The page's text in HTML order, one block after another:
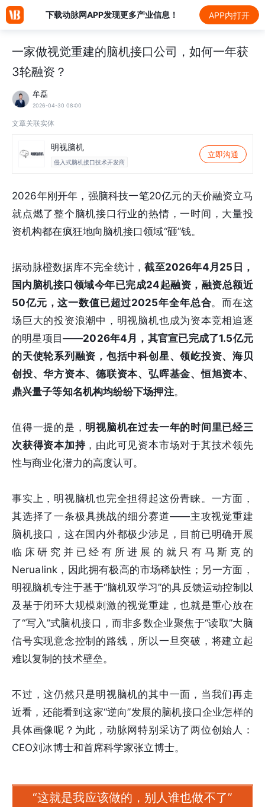
下载动脉网APP发现更多产业信息！ APP内打开
一家做视觉重建的脑机接口公司，如何一年获
3轮融资？
牟磊
2026-04-30 08:00
文章关联实体
明视脑机
侵入式脑机接口技术开发商
立即沟通
2026年刚开年，强脑科技一笔20亿元的天价融资立马
就点燃了整个脑机接口行业的热情，一时间，大量投
资机构都在疯狂地向脑机接口领域“砸”钱。
据动脉橙数据库不完全统计，截至2026年4月25日，
国内脑机接口领域今年已完成24起融资，融资总额近
50亿元，这一数值已超过2025年全年总合。而在这
场巨大的投资浪潮中，明视脑机也成为资本竞相追逐
的明星项目——2026年4月，其官宣已完成了1.5亿元
的天使轮系列融资，包括中科创星、领屹投资、海贝
创投、华方资本、德联资本、弘晖基金、恒旭资本、
鼎兴量子等知名机构均纷纷下场押注。
值得一提的是， 明视脑机在过去一年的时间里已经三
次获得资本加持，由此可见资本市场对于其技术领先
性与商业化潜力的高度认可。
事实上，明视脑机也完全担得起这份青睐。一方面，
其选择了一条极具挑战的细分赛道——主攻视觉重建
脑机接口，这在国内外都极少涉足，目前已明确开展
临床研究并已经有所进展的就只有马斯克的
Nerualink，因此拥有极高的市场稀缺性；另一方面，
明视脑机专注于基于“脑机双学习”的具反馈运动控制以
及基于闭环大规模刺激的视觉重建，也就是重心放在
了“写入”式脑机接口，而非多数企业聚焦于“读取”大脑
信号实现意念控制的路线，所以一旦突破，将建立起
难以复制的技术壁垒。
不过，这仍然只是明视脑机的其中一面，当我们再走
近看，还能看到这家“逆向”发展的脑机接口企业怎样的
具体画像呢？为此，动脉网特别采访了两位创始人：
CEO刘冰博士和首席科学家张立博士。
“这就是我应该做的，别人谁也做不了”